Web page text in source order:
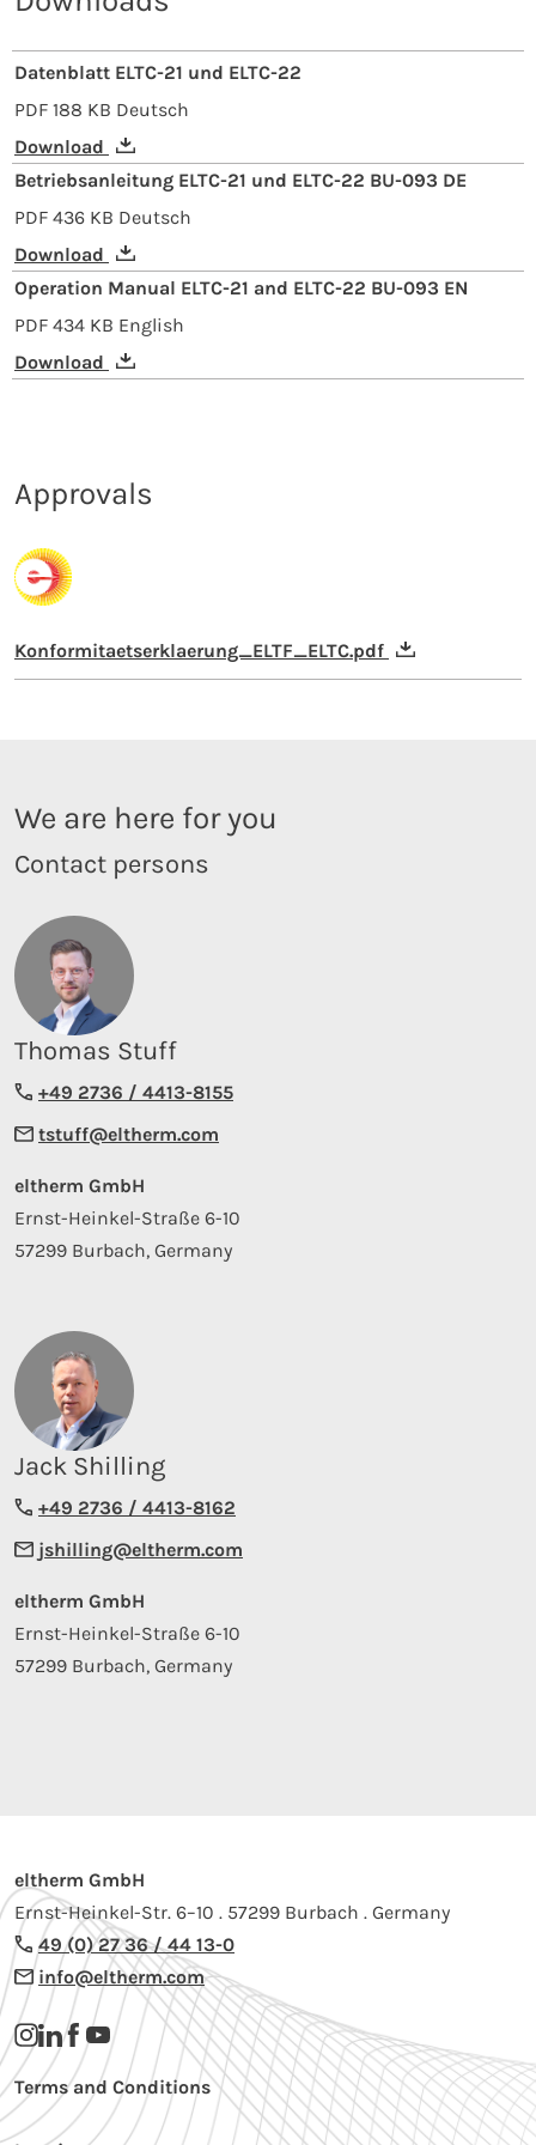
Datenblatt ELTC-21 und ELTC-22
PDF 188 KB Deutsch
Download
Betriebsanleitung ELTC-21 und ELTC-22 BU-093 DE
PDF 436 KB Deutsch
Download
Operation Manual ELTC-21 and ELTC-22 BU-093 EN
PDF 434 KB English
Download
Approvals
Konformitaetserklaerung_ELTF_ELTC.pdf
We are here for you
Contact persons
Thomas Stuff
+49 2736 / 4413-8155
tstuff@eltherm.com
eltherm GmbH
Ernst-Heinkel-Straße 6-10
57299 Burbach, Germany
Jack Shilling
+49 2736 / 4413-8162
jshilling@eltherm.com
eltherm GmbH
Ernst-Heinkel-Straße 6-10
57299 Burbach, Germany
eltherm GmbH
Ernst-Heinkel-Str. 6–10 . 57299 Burbach . Germany
49 (0) 27 36 / 44 13-0
info@eltherm.com
Terms and Conditions